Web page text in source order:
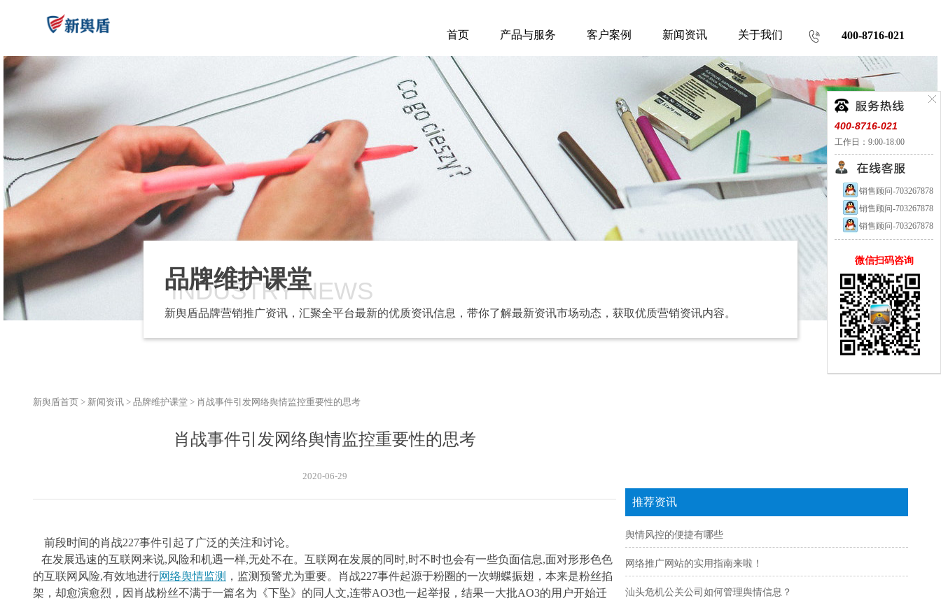
首页 产品与服务 客户案例 新闻资讯 关于我们 400-8716-021
品牌维护课堂
INDUSTRY NEWS
新舆盾品牌营销推广资讯，汇聚全平台最新的优质资讯信息，带你了解最新资讯市场动态，获取优质营销资讯内容。
新舆盾首页 > 新闻资讯 > 品牌维护课堂 > 肖战事件引发网络舆情监控重要性的思考
肖战事件引发网络舆情监控重要性的思考
2020-06-29
前段时间的肖战227事件引起了广泛的关注和讨论。
在发展迅速的互联网来说,风险和机遇一样,无处不在。互联网在发展的同时,时不时也会有一些负面信息,面对形形色色
的互联网风险,有效地进行网络舆情监测 ，监测预警尤为重要。肖战227事件起源于粉圈的一次蝴蝶振翅，本来是粉丝掐
架，却愈演愈烈，因肖战粉丝不满于一篇名为《下坠》的同人文,连带AO3也一起举报，结果一大批AO3的用户开始迁
推荐资讯
舆情风控的便捷有哪些
网络推广网站的实用指南来啦！
汕头危机公关公司如何管理舆情信息？
400-8716-021
工作日：9:00-18:00
销售顾问-703267878
销售顾问-703267878
销售顾问-703267878
微信扫码咨询